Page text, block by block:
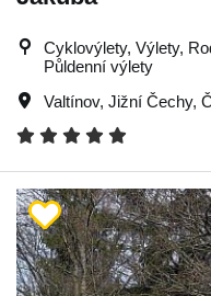
Cyklovýlety, Výlety,
Půldenní výlety
Valtínov, Jižní Čechy,